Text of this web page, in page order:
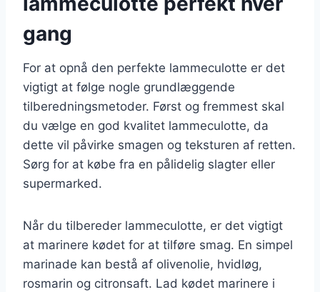
gang
For at opnå den perfekte lammeculotte er det
vigtigt at følge nogle grundlæggende
tilberedningsmetoder. Først og fremmest skal
du vælge en god kvalitet lammeculotte, da
dette vil påvirke smagen og teksturen af retten.
Sørg for at købe fra en pålidelig slagter eller
supermarked.
Når du tilbereder lammeculotte, er det vigtigt
at marinere kødet for at tilføre smag. En simpel
marinade kan bestå af olivenolie, hvidløg,
rosmarin og citronsaft. Lad kødet marinere i